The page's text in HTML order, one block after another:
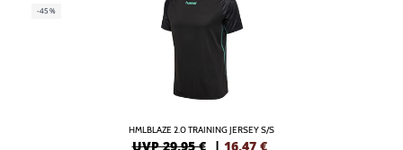
-45%
HMLBLAZE 2.0 TRAINING JERSEY S/S
UVP 29,95 € | 16,47 €